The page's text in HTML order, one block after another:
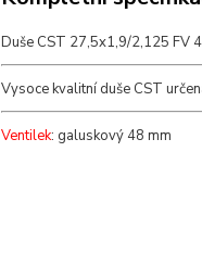
Duše CST 27,5x1,9/2,125 FV
Vysoce kvalitní duše CST
Ventilek: galuskový 48 mm